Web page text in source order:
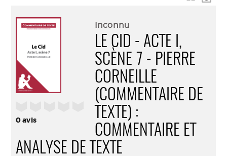
0avis
Inconnu
LE CID - ACTE I,
SCÈNE 7 - PIERRE
CORNEILLE
(COMMENTAIRE DE
TEXTE) :
COMMENTAIRE ET
ANALYSE DE TEXTE